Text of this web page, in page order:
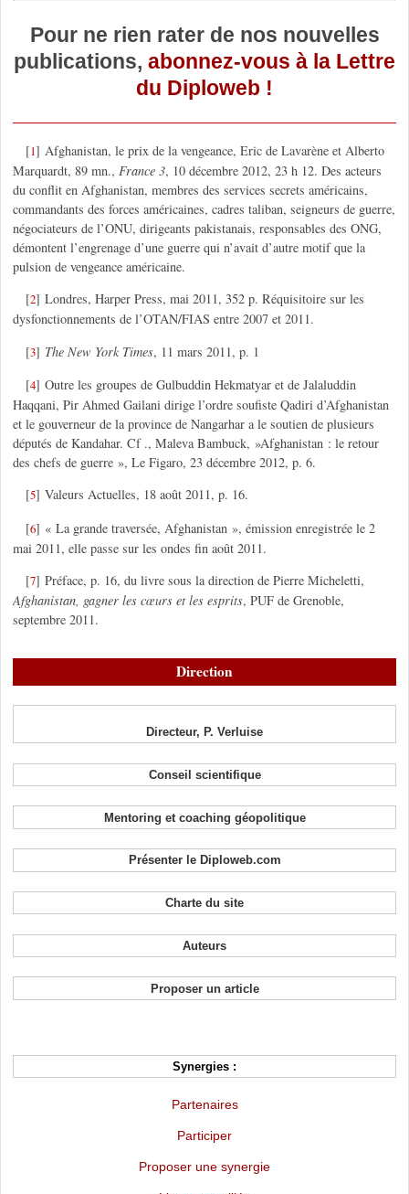
Pour ne rien rater de nos nouvelles
publications, abonnez-vous à la Lettre
du Diploweb !
[1]Afghanistan, le prix de la vengeance, Eric de Lavarène et Alberto
Marquardt, 89 mn., France 3, 10 décembre 2012, 23 h 12. Des acteurs
du conflit en Afghanistan, membres des services secrets américains,
commandants des forces américaines, cadres taliban, seigneurs de guerre,
négociateurs de l’ONU, dirigeants pakistanais, responsables des ONG,
démontent l’engrenage d’une guerre qui n’avait d’autre motif que la
pulsion de vengeance américaine.
[2]Londres, Harper Press, mai 2011, 352 p. Réquisitoire sur les
dysfonctionnements de l’OTAN/FIAS entre 2007 et 2011.
[3] The New York Times, 11 mars 2011, p. 1
[4]Outre les groupes de Gulbuddin Hekmatyar et de Jalaluddin
Haqqani, Pir Ahmed Gailani dirige l’ordre soufiste Qadiri d’Afghanistan
et le gouverneur de la province de Nangarhar a le soutien de plusieurs
députés de Kandahar. Cf ., Maleva Bambuck, »Afghanistan : le retour
des chefs de guerre », Le Figaro, 23 décembre 2012, p. 6.
[5]Valeurs Actuelles, 18 août 2011, p. 16.
[6] « La grande traversée, Afghanistan », émission enregistrée le 2
mai 2011, elle passe sur les ondes fin août 2011.
[7]Préface, p. 16, du livre sous la direction de Pierre Micheletti,
Afghanistan, gagner les cœurs et les esprits, PUF de Grenoble,
septembre 2011.
Direction
Directeur, P. Verluise
Conseil scientifique
Mentoring et coaching géopolitique
Présenter le Diploweb.com
Charte du site
Auteurs
Proposer un article
Synergies :
Partenaires
Participer
Proposer une synergie